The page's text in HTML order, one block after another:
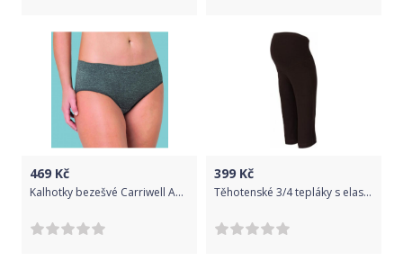
469 Kč
Kalhotky bezešvé Carriwell Anthrazit L
399 Kč
Těhotenské 3/4 tepláky s elastickým pásem - hnědé, Velikosti těh. moda XXL (44)